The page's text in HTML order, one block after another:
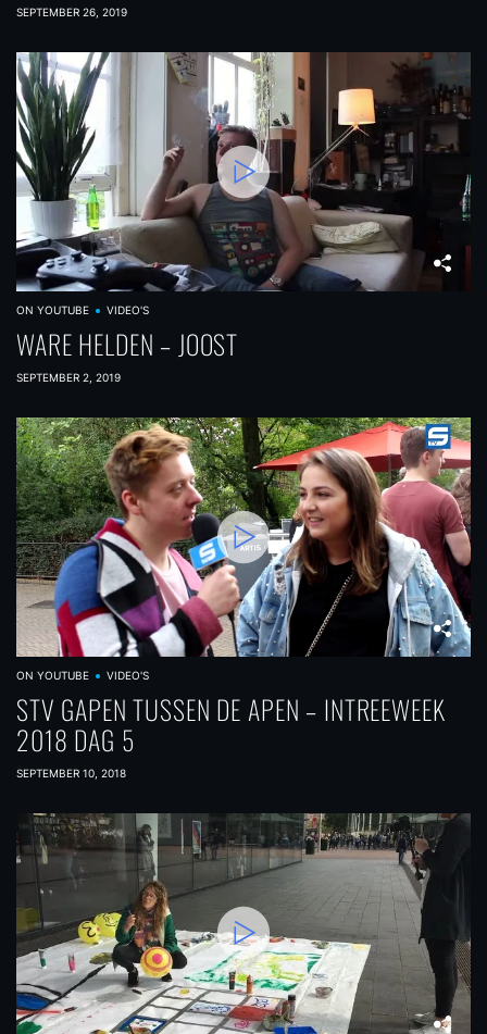
SEPTEMBER 26, 2019
ON YOUTUBE VIDEO'S
WARE HELDEN – JOOST
SEPTEMBER 2, 2019
ON YOUTUBE VIDEO'S
STV GAPEN TUSSEN DE APEN – INTREEWEEK
2018 DAG 5
SEPTEMBER 10, 2018